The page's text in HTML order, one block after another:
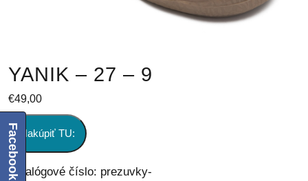
YANIK – 27 – 9
€49,00
Nakúpiť TU:
Katalógové číslo: prezuvky-
Facebook